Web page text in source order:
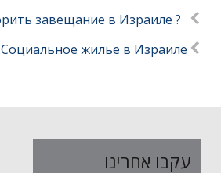
? Можно ли оспорить завещание в Израиле
Социальное жилье в Израиле
עקבו אחרינו